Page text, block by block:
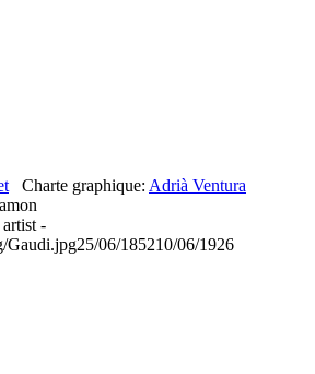
Charte graphique: Adrià Ventura
-
Gaudi.jpg25/06/185210/06/1926